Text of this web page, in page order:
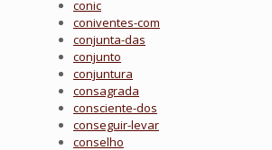
conic
coniventes-com
conjunta-das
conjunto
conjuntura
consagrada
consciente-dos
conseguir-levar
conselho